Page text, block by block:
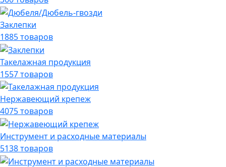
Заклепки
1885 товаров
Такелажная продукция
1557 товаров
Нержавеющий крепеж
4075 товаров
Инструмент и расходные материалы
5138 товаров